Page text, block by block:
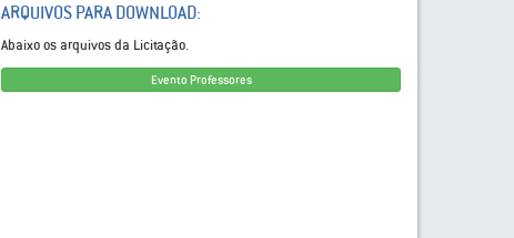
ARQUIVOS PARA DOWNLOAD:
Abaixo os arquivos da Licitação.
Evento Professores